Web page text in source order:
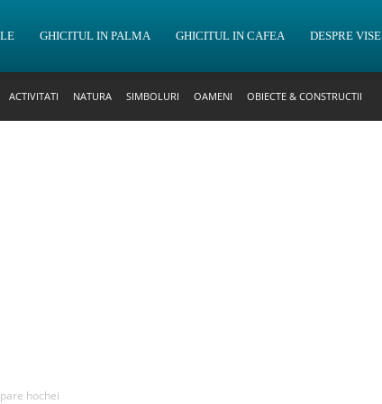
GHICITUL IN PALMA GHICITUL IN CAFEA DESPRE VISE
ACTIVITATI NATURA SIMBOLURI OAMENI OBIECTE & CONSTRUCTII
hochei